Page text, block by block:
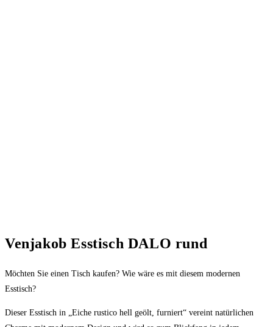
Venjakob Esstisch DALO rund
Möchten Sie einen Tisch kaufen? Wie wäre es mit diesem modernen
Esstisch?
Dieser Esstisch in „Eiche rustico hell geölt, furniert“ vereint natürlichen